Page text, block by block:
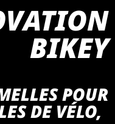
BIKEY
POUR
DE VÉLO,